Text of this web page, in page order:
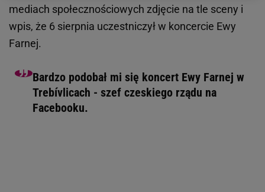
mediach społecznościowych zdjęcie na tle sceny i
wpis, że 6 sierpnia uczestniczył w koncercie Ewy
Farnej.
Bardzo podobał mi się koncert Ewy Farnej w
Trebívlicach - szef czeskiego rządu na
Facebooku.